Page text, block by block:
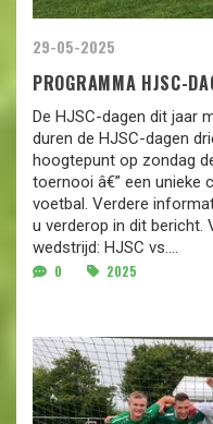
29-05-2025
PROGRAMMA HJSC-
De HJSC-dagen dit jaar
duren de HJSC-dagen
hoogtepunt op zondag
toernooi â€” een unieke
voetbal. Verdere
u verderop in dit bericht.
wedstrijd: HJSC vs....
0 2025